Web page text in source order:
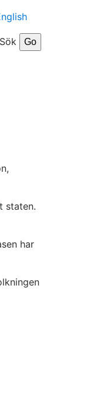
Sök
staten.
har